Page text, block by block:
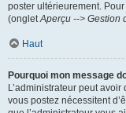
poster ultérieurement.
(ongletAperçu --> Gestion
Haut
Pourquoi mon message
L’administrateur peut
vous postez nécessitent